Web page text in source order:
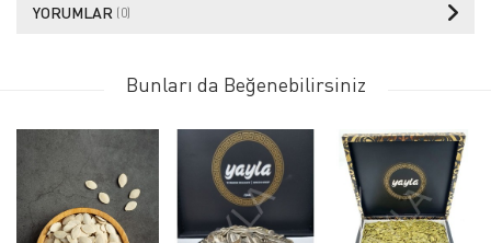
YORUMLAR (0)
Bunları da Beğenebilirsiniz